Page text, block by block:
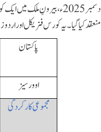
دسمبر 2025ء، بیرونِ ملک میں ایک کورس ہوا جبکہ پاکستان میں مدنی انتخاب میں سلیکٹ ہونے والی اسلامی بہنوں کے لئے
منعقد کیا گیا۔یہ کورس فزیکل اور اردو
پاکستان
اوورسیز
مجموعی کارکردگی